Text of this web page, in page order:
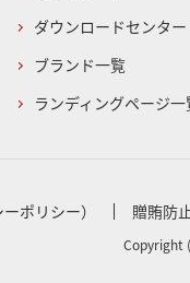
ダウンロードセンター
ブランド一覧
ランディングページ一
ポリシー） 贈賄防
Copyright